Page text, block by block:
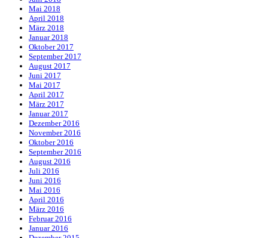
Mai 2018
April 2018
März 2018
Januar 2018
Oktober 2017
September 2017
August 2017
Juni 2017
Mai 2017
April 2017
März 2017
Januar 2017
Dezember 2016
November 2016
Oktober 2016
September 2016
August 2016
Juli 2016
Juni 2016
Mai 2016
April 2016
März 2016
Februar 2016
Januar 2016